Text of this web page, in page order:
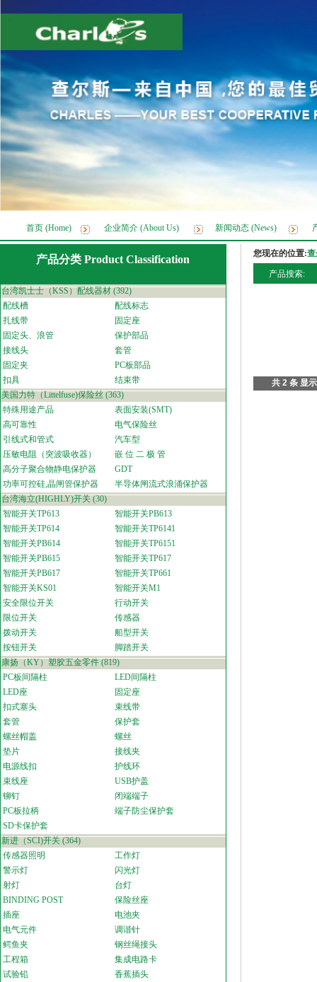
首页 (Home) 企业简介 (About Us) 新闻动态 (News)
产品分类 Product Classification 您现在的位置:
产品搜索:
台湾凯士士（KSS）配线器材 (392)
配线槽
配线标志
扎线带
固定座
固定头、浪管
保护部品
接线头
套管
固定夹
PC板部品
扣具
结束带
美国力特（Littelfuse)保险丝 (363)
特殊用途产品
表面安装(SMT)
高可靠性
电气保险丝
引线式和管式
汽车型
压敏电阻（突波吸收器）
嵌 位 二 极 管
高分子聚合物静电保护器
GDT
功率可控硅,晶闸管保护器
半导体闸流式浪涌保护器
台湾海立(HIGHLY)开关 (30)
智能开关TP613
智能开关PB613
智能开关TP614
智能开关TP6141
智能开关PB614
智能开关TP6151
智能开关PB615
智能开关TP617
智能开关PB617
智能开关TP661
智能开关KS01
智能开关M1
安全限位开关
行动开关
限位开关
传感器
拨动开关
船型开关
按钮开关
脚踏开关
康扬（KY）塑胶五金零件 (819)
PC板间隔柱
LED间隔柱
LED座
固定座
扣式塞头
束线带
套管
保护套
螺丝帽盖
螺丝
垫片
接线夹
电源线扣
护线环
束线座
USB护盖
铆钉
闭端端子
PC板拉柄
端子防尘保护套
SD卡保护套
新进（SCI)开关 (364)
传感器照明
工作灯
警示灯
闪光灯
射灯
台灯
BINDING POST
保险丝座
插座
电池夹
电气元件
调谐针
鳄鱼夹
钢丝绳接头
工程箱
集成电路卡
试验铅
香蕉插头
共 2 条 显